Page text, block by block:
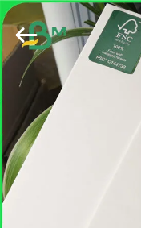
বাড়ি
পণ্য
আমাদের
GUANGZHOU
BMPAPER
CO.,
LTD..
Rights
Reserved.